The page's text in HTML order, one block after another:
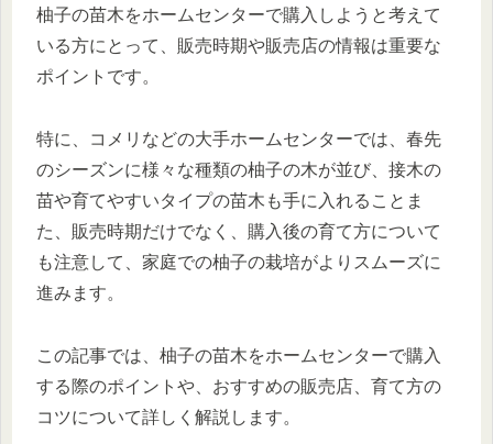
柚子の苗木をホームセンターで購入しようと考えて
いる方にとって、販売時期や販売店の情報は重要な
ポイントです。
特に、コメリなどの大手ホームセンターでは、春先
のシーズンに様々な種類の柚子の木が並び、接木の
苗や育てやすいタイプの苗木も手に入れることま
た、販売時期だけでなく、購入後の育て方について
も注意して、家庭での柚子の栽培がよりスムーズに
進みます。
この記事では、柚子の苗木をホームセンターで購入
する際のポイントや、おすすめの販売店、育て方の
コツについて詳しく解説します。